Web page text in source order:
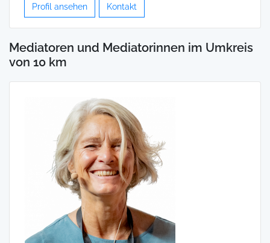
Profil ansehen Kontakt
Mediatoren und Mediatorinnen im Umkreis
von 10 km